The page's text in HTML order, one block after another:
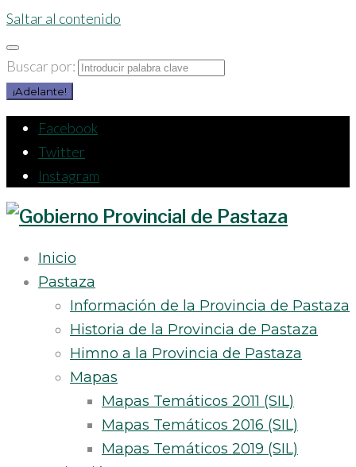
Saltar al contenido
Buscar por:
¡Adelante!
Facebook
Twitter
Instagram
Inicio
Pastaza
Información de la Provincia de Pastaza
Historia de la Provincia de Pastaza
Himno a la Provincia de Pastaza
Mapas
Mapas Temáticos 2011 (SIL)
Mapas Temáticos 2016 (SIL)
Mapas Temáticos 2019 (SIL)